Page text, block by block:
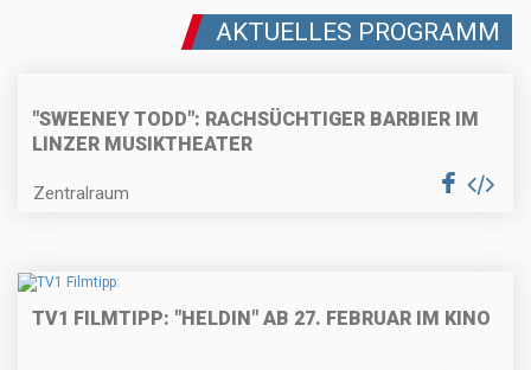
AKTUELLES PROGRAMM
"SWEENEY TODD": RACHSÜCHTIGER BARBIER IM
LINZER MUSIKTHEATER
Zentralraum
TV1 FILMTIPP: "HELDIN" AB 27. FEBRUAR IM KINO